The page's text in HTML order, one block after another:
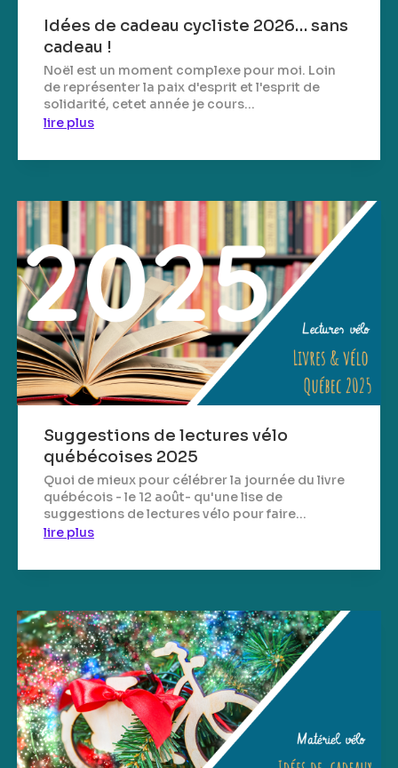
Idées de cadeau cycliste 2026… sans
cadeau !
Noël est un moment complexe pour moi. Loin
de représenter la paix d'esprit et l'esprit de
solidarité, cetet année je cours...
lire plus
Suggestions de lectures vélo
québécoises 2025
Quoi de mieux pour célébrer la journée du livre
québécois - le 12 août- qu'une lise de
suggestions de lectures vélo pour faire...
lire plus